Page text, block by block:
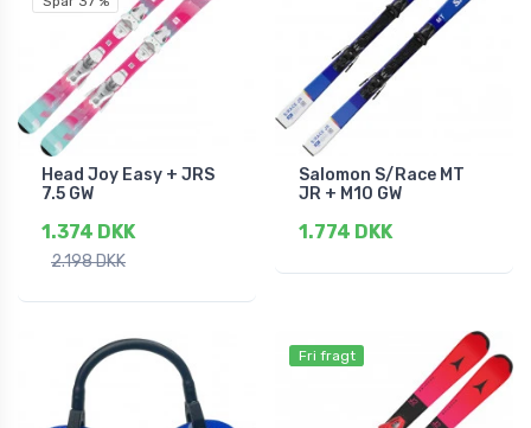
Head Joy Easy + JRS
7.5 GW
1.374 DKK
2.198 DKK
Salomon S/Race MT
JR + M10 GW
1.774 DKK
Fri fragt